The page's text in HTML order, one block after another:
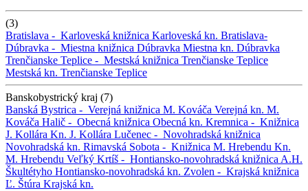
(3)
Bratislava - Karloveská knižnica Karloveská kn. Bratislava-
Dúbravka - Miestna knižnica Dúbravka Miestna kn. Dúbravka
Trenčianske Teplice - Mestská knižnica Trenčianske Teplice
Mestská kn. Trenčianske Teplice
Banskobystrický kraj (7)
Banská Bystrica - Verejná knižnica M. Kováča Verejná kn. M.
Kováča Halič - Obecná knižnica Obecná kn. Kremnica - Knižnica
J. Kollára Kn. J. Kollára Lučenec - Novohradská knižnica
Novohradská kn. Rimavská Sobota - Knižnica M. Hrebendu Kn.
M. Hrebendu Veľký Krtíš - Hontiansko-novohradská knižnica A.H.
Škultétyho Hontiansko-novohradská kn. Zvolen - Krajská knižnica
Ľ. Štúra Krajská kn.